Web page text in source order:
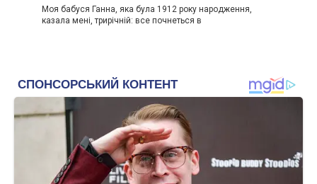
Моя бабуся Ганна, яка була 1912 року народження,
казала мені, трирічній: все почнеться в